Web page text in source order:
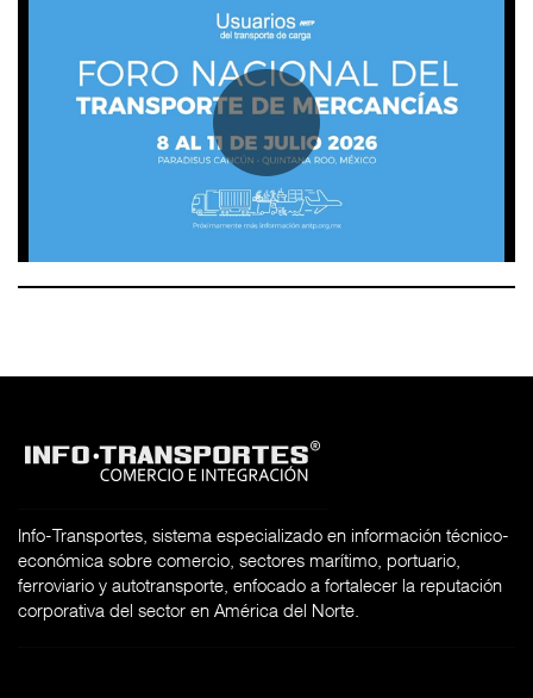
Info-Transportes, sistema especializado en información técnico-
económica sobre comercio, sectores marítimo, portuario,
ferroviario y autotransporte, enfocado a fortalecer la reputación
corporativa del sector en América del Norte.